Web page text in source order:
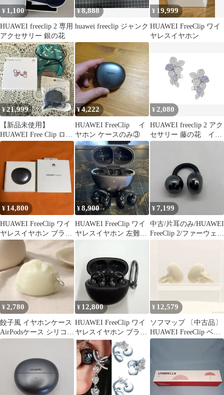
¥ 1,100
HUAWEI freeclip 2 専用
アクセサリー 銀の花
¥8,888
huawei freeclip ジャンク
¥ 19,999
HUAWEI FreeClip ワイ
ヤレスイヤホン
¥21,999
【新品未使用】
HUAWEI Free Clip ロー
ズゴールドケース
¥4,222
HUAWEI FreeClip イ
ヤホン ケースのみ③
¥ 2,080
HUAWEI freeclip 2 アク
セサリー 藤の花 イヤ
ホン ファーウェイ
¥ 14,800
HUAWEI FreeClip ワイ
ヤレスイヤホン ブラッ
ク ほぼ新品
¥8,900
HUAWEI FreeClip ワイ
ヤレスイヤホン 左難あ
¥ 7,199
中古/片耳のみ/HUAWEI
FreeClip 2/ファーウェ
¥2,780
餃子風 イヤホンケース
AirPodsケース シリコン
ケース カラビナ付き
¥ 12,800
HUAWEI FreeClip ワイ
ヤレスイヤホン ブラッ
ク 美品 ５年保証
¥ 12,579
ソフマップ 〔中古品〕
HUAWEI FreeClip ベー
ジュ【262】